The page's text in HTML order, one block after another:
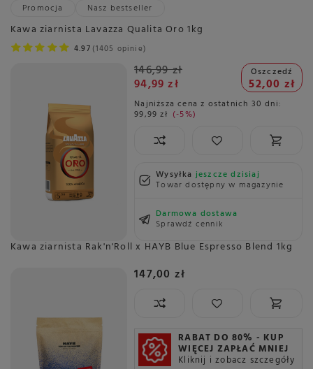
Promocja Nasz bestseller
Kawa ziarnista Lavazza Qualita Oro 1kg
4.97 1405 opinie
146,99 zł
94,99 zł
Oszczedź
52,00 zł
Najniższa cena z ostatnich 30 dni:
99,99 zł -5%
Wysyłkajeszcze dzisiaj
Towar dostępny w magazynie
Darmowa dostawa
Sprawdź cennik
Kawa ziarnista Rak'n'Roll x HAYB Blue Espresso Blend 1kg
147,00 zł
RABAT DO 80% - KUP
WIĘCEJ ZAPŁAĆ MNIEJ
Kliknij i zobacz szczegóły